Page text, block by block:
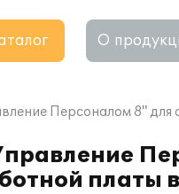
О
Персоналом 8"